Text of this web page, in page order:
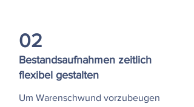
02
Bestandsaufnahmen zeitlich
flexibel gestalten
Um Warenschwund vorzubeugen